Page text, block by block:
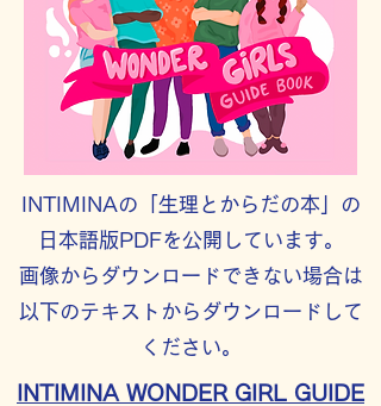
INTIMINAの「生理とからだの本」の
日本語版PDFを公開しています。
画像からダウンロードできない場合は
以下のテキストからダウンロードして
ください。
INTIMINA WONDER GIRL GUIDE